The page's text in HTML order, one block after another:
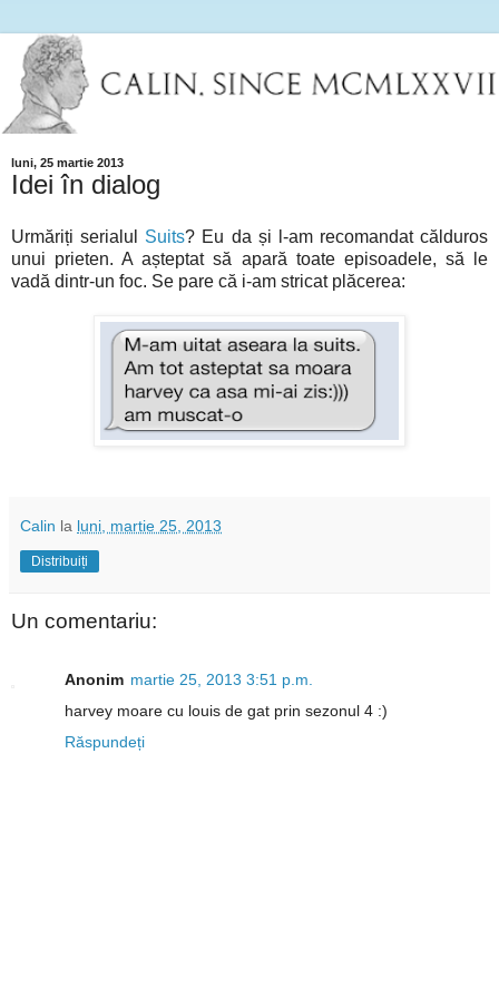
luni, 25 martie 2013
Idei în dialog
Urmăriți serialul Suits? Eu da și l-am recomandat călduros
unui prieten. A așteptat să apară toate episoadele, să le
vadă dintr-un foc. Se pare că i-am stricat plăcerea:
Calin la luni, martie 25, 2013
Distribuiți
Un comentariu:
Anonim martie 25, 2013 3:51 p.m.
harvey moare cu louis de gat prin sezonul 4 :)
Răspundeți